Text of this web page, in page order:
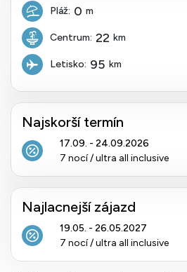
Pláž: 0 m
Centrum: 22 km
Letisko: 95 km
Najskorší termín
17.09. - 24.09.2026
7 nocí / ultra all inclusive
Najlacnejší zájazd
19.05. - 26.05.2027
7 nocí / ultra all inclusive